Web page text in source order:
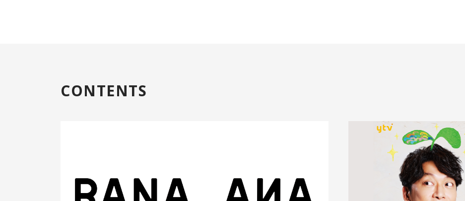
CONTENTS